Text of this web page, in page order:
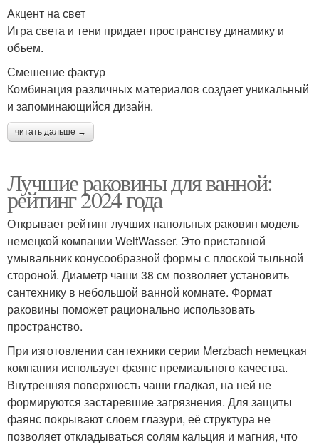
Акцент на свет
Игра света и тени придает пространству динамику и
объем.
Смешение фактур
Комбинация различных материалов создает уникальный
и запоминающийся дизайн.
читать дальше →
Лучшие раковины для ванной:
рейтинг 2024 года
Открывает рейтинг лучших напольных раковин модель
немецкой компании WeltWasser. Это приставной
умывальник конусообразной формы с плоской тыльной
стороной. Диаметр чаши 38 см позволяет установить
сантехнику в небольшой ванной комнате. Формат
раковины поможет рационально использовать
пространство.
При изготовлении сантехники серии Merzbach немецкая
компания использует фаянс премиального качества.
Внутренняя поверхность чаши гладкая, на ней не
формируются застаревшие загрязнения. Для защиты
фаянс покрывают слоем глазури, её структура не
позволяет откладываться солям кальция и магния, что